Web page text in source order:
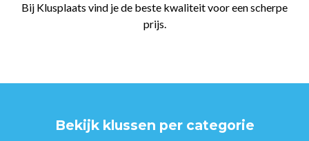
Bij Klusplaats vind je de beste kwaliteit voor een scherpe
prijs.
Bekijk klussen per categorie